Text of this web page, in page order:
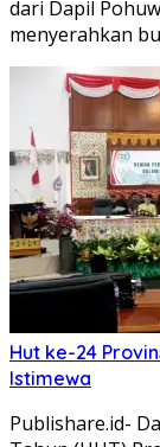
dari Dapil
menyerahkan
Hut ke-24
Istimewa
Publishare.id-